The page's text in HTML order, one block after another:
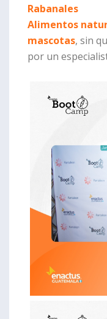
Rabanales
Alimentos
mascotas, sin
por un